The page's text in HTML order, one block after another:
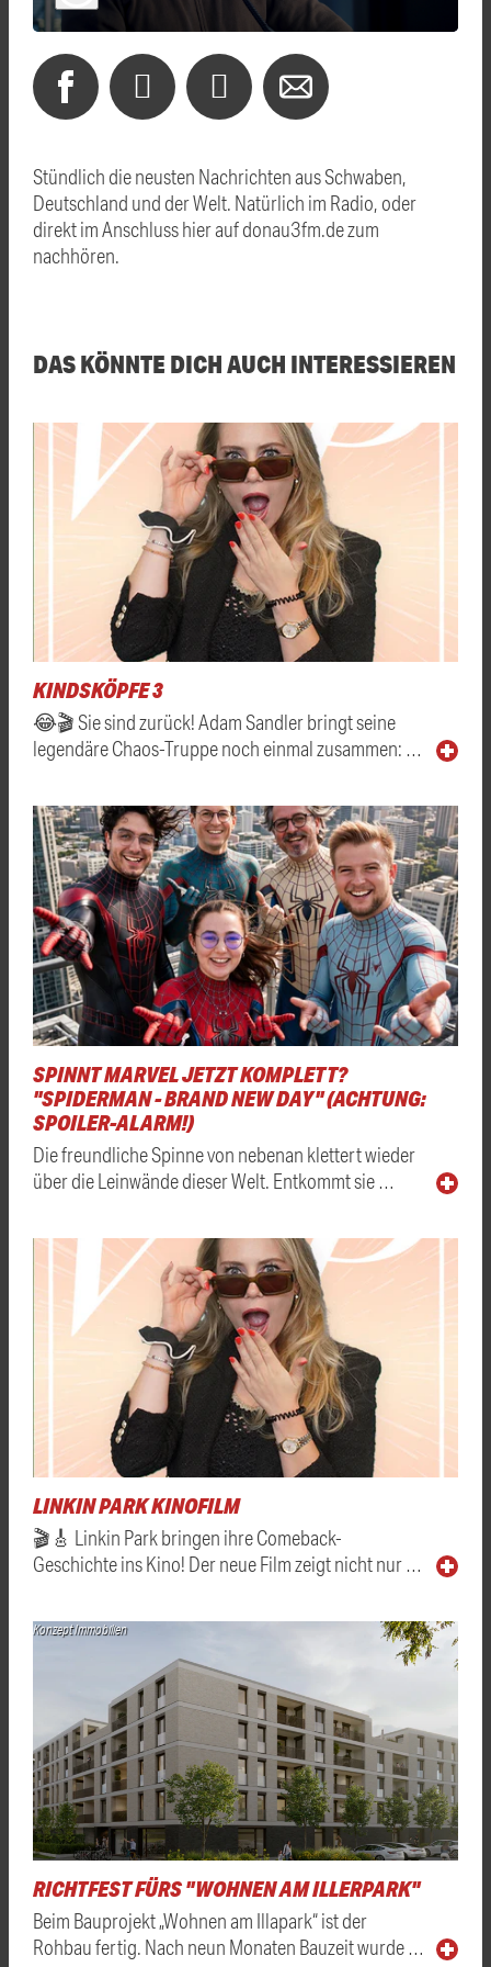
Stündlich die neusten Nachrichten aus Schwaben,
Deutschland und der Welt. Natürlich im Radio, oder
direkt im Anschluss hier auf donau3fm.de zum
nachhören.
DAS KÖNNTE DICH AUCH INTERESSIEREN
KINDSKÖPFE 3
😂🎬 Sie sind zurück! Adam Sandler bringt seine
legendäre Chaos-Truppe noch einmal zusammen: …
SPINNT MARVEL JETZT KOMPLETT?
"SPIDERMAN - BRAND NEW DAY" (ACHTUNG:
SPOILER-ALARM!)
Die freundliche Spinne von nebenan klettert wieder
über die Leinwände dieser Welt. Entkommt sie …
LINKIN PARK KINOFILM
🎬🎸 Linkin Park bringen ihre Comeback-
Geschichte ins Kino! Der neue Film zeigt nicht nur …
Konzept Immobilien
RICHTFEST FÜRS "WOHNEN AM ILLERPARK"
Beim Bauprojekt „Wohnen am Illapark“ ist der
Rohbau fertig. Nach neun Monaten Bauzeit wurde …